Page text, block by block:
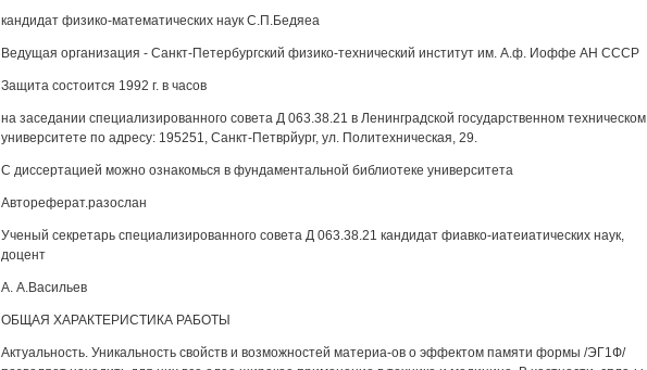
кандидат физико-математических наук С.П.Бедяеа
Ведущая организация - Санкт-Петербургский физико-технический институт им. А.ф. Иоффе АН СССР
Защита состоится 1992 г. в часов
на заседании специализированного совета Д 063.38.21 в Ленинградской государственном техническом
университете по адресу: 195251, Санкт-Петврйург, ул. Политехническая, 29.
С диссертацией можно ознакомься в фундаментальной библиотеке университета
Автореферат.разослан
Ученый секретарь специализированного совета Д 063.38.21 кандидат фиавко-иатеиатических наук,
доцент
А. А.Васильев
ОБЩАЯ ХАРАКТЕРИСТИКА РАБОТЫ
Актуальность. Уникальность свойств и возможностей материа-ов о эффектом памяти формы /ЭГ1Ф/